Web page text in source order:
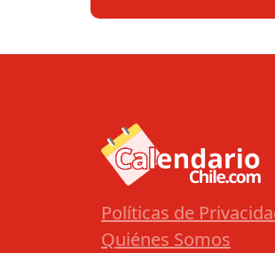
Políticas de
Quiénes Somos